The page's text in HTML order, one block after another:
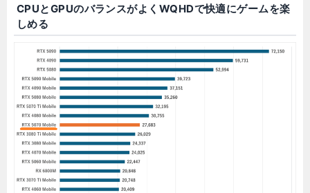
CPUとGPUのバランスがよくWQHDで快適にゲームを楽
しめる